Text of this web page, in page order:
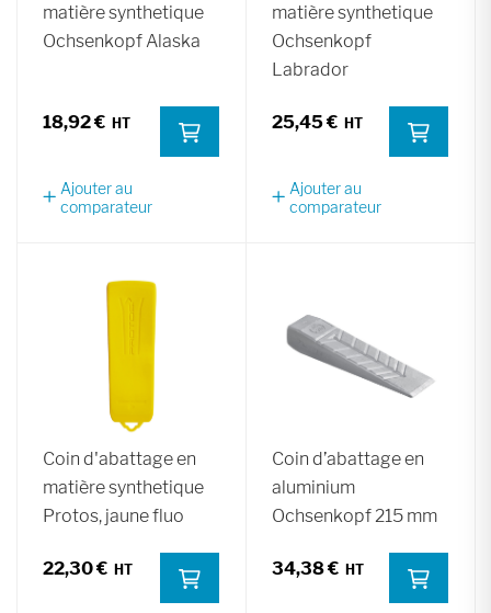
matière synthetique
Ochsenkopf Alaska
18,92 €
Ajouter au
comparateur
matière synthetique
Ochsenkopf
Labrador
25,45 €
Ajouter au
comparateur
Coin d'abattage en
matière synthetique
Protos, jaune fluo
22,30 €
Coin d’abattage en
aluminium
Ochsenkopf 215 mm
34,38 €